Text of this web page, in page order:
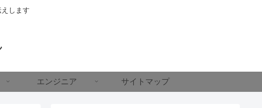
します
エンジニア サイトマップ